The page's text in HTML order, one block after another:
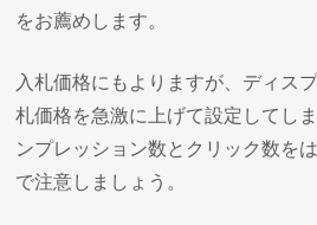
をお薦めします。
入札価格にもよりますが、ディス
札価格を急激に上げて設定してし
ンプレッション数とクリック数を
で注意しましょう。